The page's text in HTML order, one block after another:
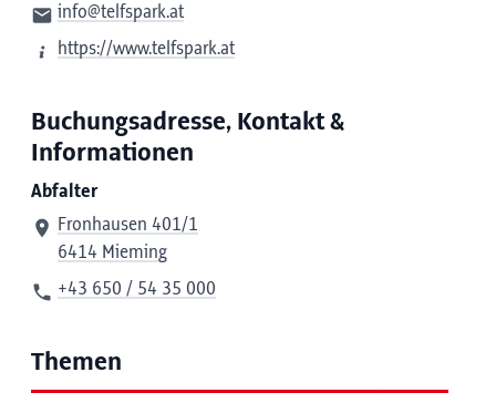
info@telfspark.at
https://www.telfspark.at
Buchungsadresse, Kontakt &
Informationen
Abfalter
Fronhausen 401/1
6414 Mieming
+43 650 / 54 35 000
Themen